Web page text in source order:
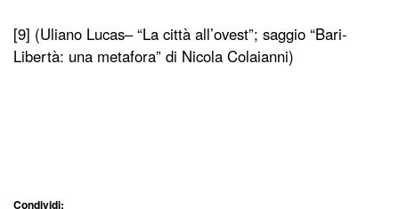
[9] (Uliano Lucas– “La città all’ovest”; saggio “Bari-
Libertà: una metafora” di Nicola Colaianni)
Condividi: